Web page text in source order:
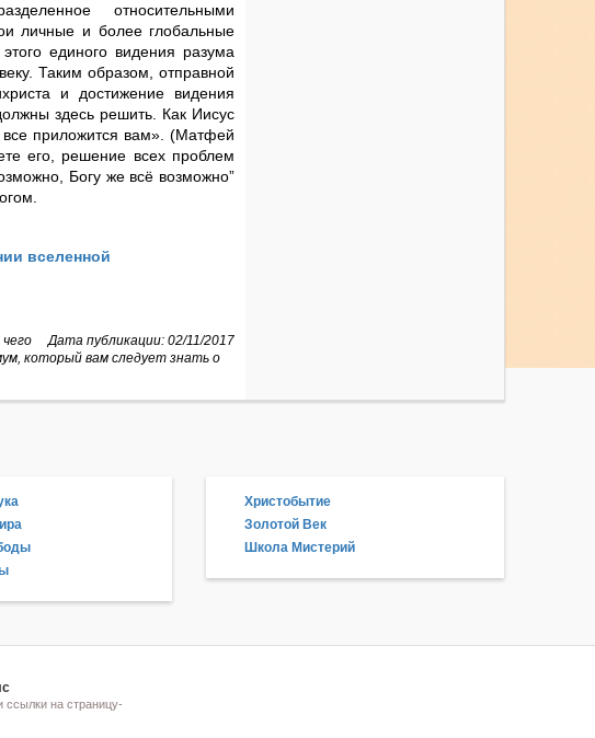
относительными
личные и более глобальные
единого видения разума
Таким образом, отправной
и достижение видения
здесь решить. Как Иисус
приложится вам». (Матфей
его, решение всех проблем
Богу же всё возможно”
вселенной
Дата публикации: 02/11/2017
который вам следует знать о
Христобытие
Золотой Век
Школа Мистерий
ссылки на страницу-